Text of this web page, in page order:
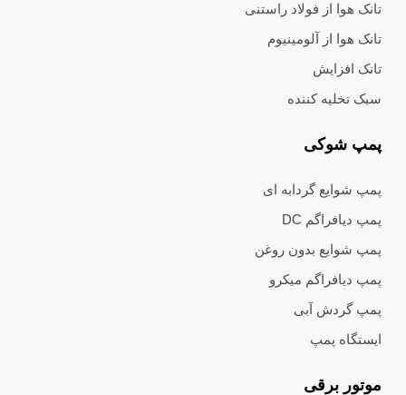
تانک هوا از فولاد راستنی
تانک هوا از آلومینیوم
تانک افزایش
سبک تخلیه کننده
پمپ شوکی
پمپ شوایع گردابه ای
پمپ دیافراگم DC
پمپ شوایع بدون روغن
پمپ دیافراگم میکرو
پمپ گردش آبی
ایستگاه پمپ
موتور برقی